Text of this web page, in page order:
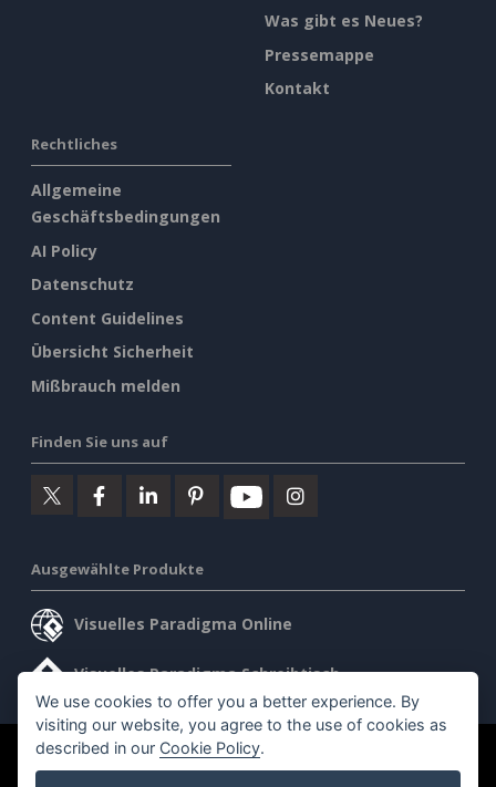
Was gibt es Neues?
Pressemappe
Kontakt
Rechtliches
Allgemeine
Geschäftsbedingungen
AI Policy
Datenschutz
Content Guidelines
Übersicht Sicherheit
Mißbrauch melden
Finden Sie uns auf
Ausgewählte Produkte
Visuelles Paradigma Online
Visuelles Paradigma Schreibtisch
©2026 by Visual Paradigm. Alle Rechte vorbehalten.
We use cookies to offer you a better experience. By
visiting our website, you agree to the use of cookies as
described in our Cookie Policy.